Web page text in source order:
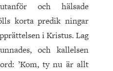
och hälsade
korta predik ningar
i Kristus. Lag
och kallelsen
’Kom, ty nu är allt